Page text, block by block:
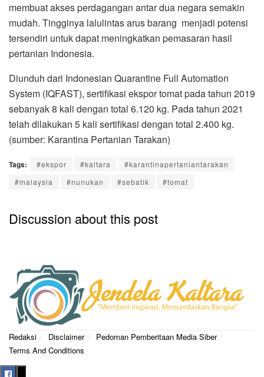
membuat akses perdagangan antar dua negara semakin
mudah. Tingginya lalulintas arus barang menjadi potensi
tersendiri untuk dapat meningkatkan pemasaran hasil
pertanian Indonesia.
Diunduh dari Indonesian Quarantine Full Automation
System (IQFAST), sertifikasi ekspor tomat pada tahun 2019
sebanyak 8 kali dengan total 6.120 kg. Pada tahun 2021
telah dilakukan 5 kali sertifikasi dengan total 2.400 kg.
(sumber: Karantina Pertanian Tarakan)
Tags: #ekspor #kaltara
#karantinapertaniantarakan
#malaysia
#nunukan #sebatik #tomat
Discussion about this post
Redaksi Disclaimer
Pedoman Pemberitaan Media Siber
Terms And Conditions